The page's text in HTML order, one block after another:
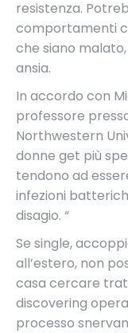
resistenza.
comportamenti
che siano
ansia.
In accordo con
professore
Northwestern
donne get più
tendono ad
infezioni
disagio. “
Se single,
all’estero, non
casa cercare
discovering
processo